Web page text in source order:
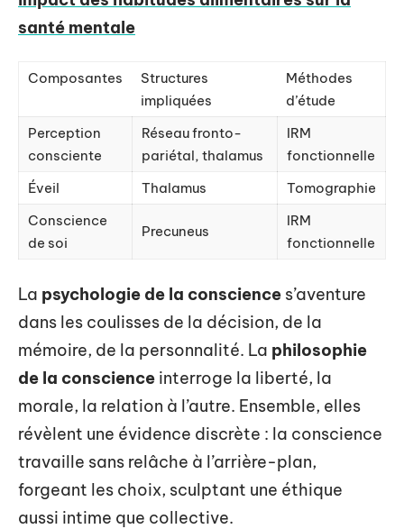
santé mentale
Composantes
Structures
impliquées
Méthodes
d’étude
Perception
consciente
Réseau fronto-
pariétal, thalamus
IRM
fonctionnelle
Éveil
Thalamus
Tomographie
Conscience
de soi
Precuneus
IRM
fonctionnelle
La psychologie de la conscience s’aventure
dans les coulisses de la décision, de la
mémoire, de la personnalité. La philosophie
de la conscience interroge la liberté, la
morale, la relation à l’autre. Ensemble, elles
révèlent une évidence discrète : la conscience
travaille sans relâche à l’arrière-plan,
forgeant les choix, sculptant une éthique
aussi intime que collective.